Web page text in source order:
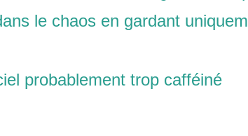
le chaos en gardant
probablement trop cafféiné